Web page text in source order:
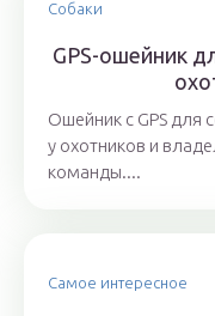
Собаки
GPS-ошейник
Ошейник с GPS для
у охотников и
команды....
Самое интересное